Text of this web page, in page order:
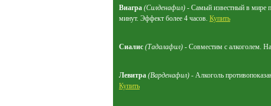
Виагра (Силденафил) - Самый известный в мире
минут. Эффект более 4 часов. Купить
Сиалис (Тадалафил) - Совместим с алкоголем.
Левитра (Варденафил) - Алкоголь
Купить